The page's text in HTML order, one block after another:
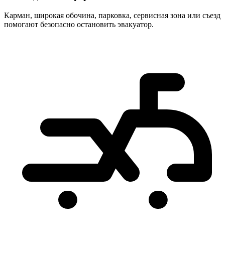
Карман, широкая обочина, парковка, сервисная зона или съезд
помогают безопасно остановить эвакуатор.